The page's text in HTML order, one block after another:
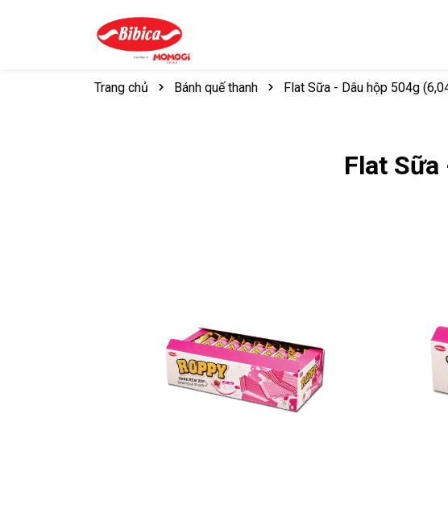
Trang chủ Bánh quế thanh Flat Sữa - Dâu hộp 504g
Flat